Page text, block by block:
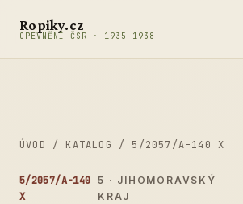
Ropiky.cz
OPEVNĚNÍ ČSR · 1935–1938
ÚVOD / KATALOG / 5/2057/A-140 X
5/2057/A-140
X
5 · JIHOMORAVSKÝ
KRAJ